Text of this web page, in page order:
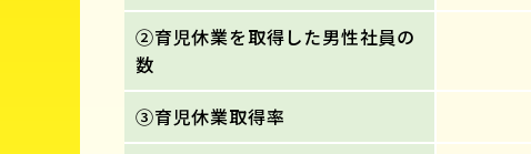
②育児休業を取得した男性社員の
数
③育児休業取得率